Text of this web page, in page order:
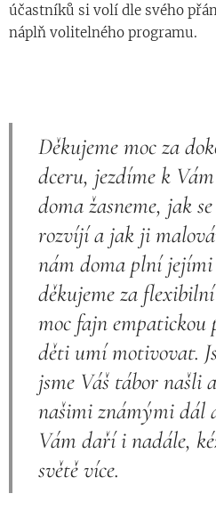
účastníků si volí dle svého
náplň volitelného programu.
Děkujeme moc za
dceru, jezdíme k
doma žasneme, jak
rozvíjí a jak ji
nám doma plní
děkujeme za
moc fajn
děti umí motivovat.
jsme Váš tábor našli
našimi známými dál
Vám daří i nadále,
světě více.